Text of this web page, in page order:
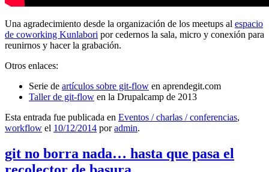
Una agradecimiento desde la organización de los meetups al espacio
de coworking Kunlabori por cedernos la sala, micro y conexión para
reunirnos y hacer la grabación.
Otros enlaces:
Serie de artículos sobre git-flow en aprendegit.com
Taller de git-flow en la Drupalcamp de 2013
Esta entrada fue publicada en Eventos / charlas / conferencias,
workflow el 10/12/2014 poradmin.
git no borra nada… hasta que pasa el